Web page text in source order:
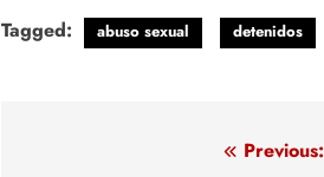
Tagged: abuso sexual detenidos
Previous: